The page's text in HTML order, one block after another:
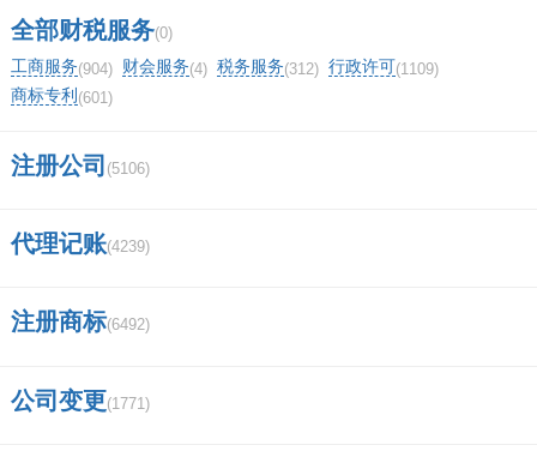
机关的税收检查和稽查工作。
烟叶税的税收政策
为了科学合理地征收烟叶税，我国税收部门逐步
差别化税收政策：根据不同烟草产品的特点和影响因
综合税负考虑：综合考虑烟叶税对烟草生产和经营的
激励政策措施：采取激励性政策和措施，引导烟叶税
全部财税服务(0)
工商服务(904) 财会服务(4) 税务服务(312) 行政许可(1109)
商标专利 (601)
注册公司 (5106)
代理记账(4239)
注册商标(6492)
公司变更(1771)